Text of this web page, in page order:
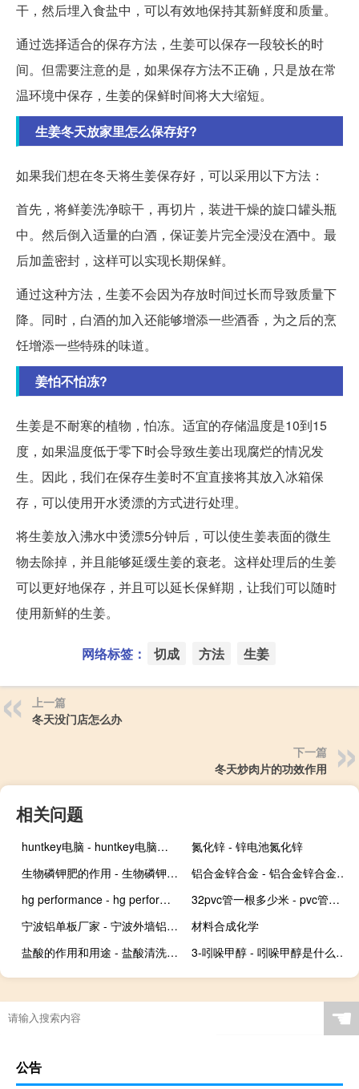
干，然后埋入食盐中，可以有效地保持其新鲜度和质量。
通过选择适合的保存方法，生姜可以保存一段较长的时
间。但需要注意的是，如果保存方法不正确，只是放在常
温环境中保存，生姜的保鲜时间将大大缩短。
生姜冬天放家里怎么保存好?
如果我们想在冬天将生姜保存好，可以采用以下方法：
首先，将鲜姜洗净晾干，再切片，装进干燥的旋口罐头瓶
中。然后倒入适量的白酒，保证姜片完全浸没在酒中。最
后加盖密封，这样可以实现长期保鲜。
通过这种方法，生姜不会因为存放时间过长而导致质量下
降。同时，白酒的加入还能够增添一些酒香，为之后的烹
饪增添一些特殊的味道。
姜怕不怕冻?
生姜是不耐寒的植物，怕冻。适宜的存储温度是10到15
度，如果温度低于零下时会导致生姜出现腐烂的情况发
生。因此，我们在保存生姜时不宜直接将其放入冰箱保
存，可以使用开水烫漂的方式进行处理。
将生姜放入沸水中烫漂5分钟后，可以使生姜表面的微生
物去除掉，并且能够延缓生姜的衰老。这样处理后的生姜
可以更好地保存，并且可以延长保鲜期，让我们可以随时
使用新鲜的生姜。
网络标签： 切成 方法 生姜
上一篇
冬天没门店怎么办
下一篇
冬天炒肉片的功效作用
相关问题
huntkey电脑 - huntkey电脑主机
氮化锌 - 锌电池氮化锌
生物磷钾肥的作用 - 生物磷钾肥是什么肥料
铝合金锌合金 - 铝合金锌合金的区别
hg performance - hg performance杨永杰
32pvc管一根多少米 - pvc管一根有多长
宁波铝单板厂家 - 宁波外墙铝板公司
材料合成化学
盐酸的作用和用途 - 盐酸清洗厕所的正确方法
3-吲哚甲醇 - 吲哚甲醇是什么东西
☚
公告